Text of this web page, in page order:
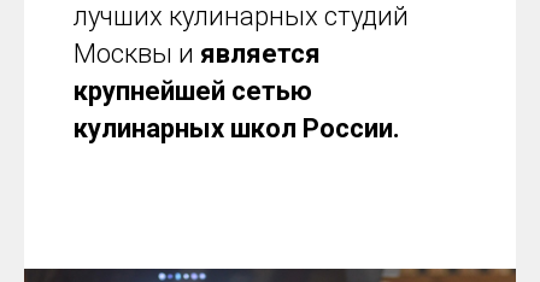
лучших кулинарных студий
Москвы и является
крупнейшей сетью
кулинарных школ России.